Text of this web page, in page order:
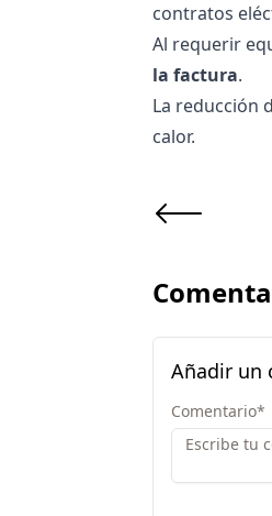
contratos
Al requerir
la factura.
La reducción
calor.
Añadir un
Comentario*